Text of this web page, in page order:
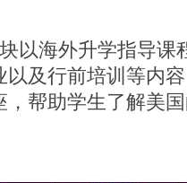
以海外升学指导课
以及行前培训等内
，帮助学生了解美